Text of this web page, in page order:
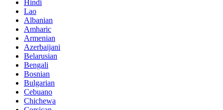
Hindi
Lao
Albanian
Amharic
Armenian
Azerbaijani
Belarusian
Bengali
Bosnian
Bulgarian
Cebuano
Chichewa